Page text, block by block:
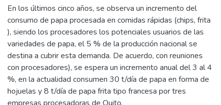
En los últimos cinco años, se observa un incremento del
consumo de papa procesada en comidas rápidas (chips, frita
), siendo los procesadores los potenciales usuarios de las
variedades de papa, el 5 % de la producción nacional se
destina a cubrir esta demanda. De acuerdo, con reuniones
con procesadores), se espera un incremento anual del 3 al 4
%, en la actualidad consumen 30 t/día de papa en forma de
hojuelas y 8 t/día de papa frita tipo francesa por tres